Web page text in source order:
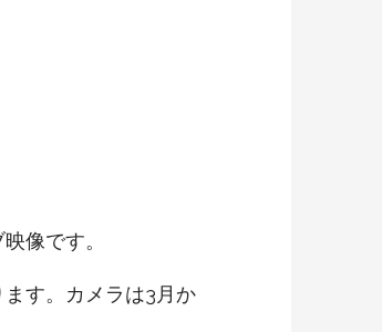
像です。
す。カメラは3月か